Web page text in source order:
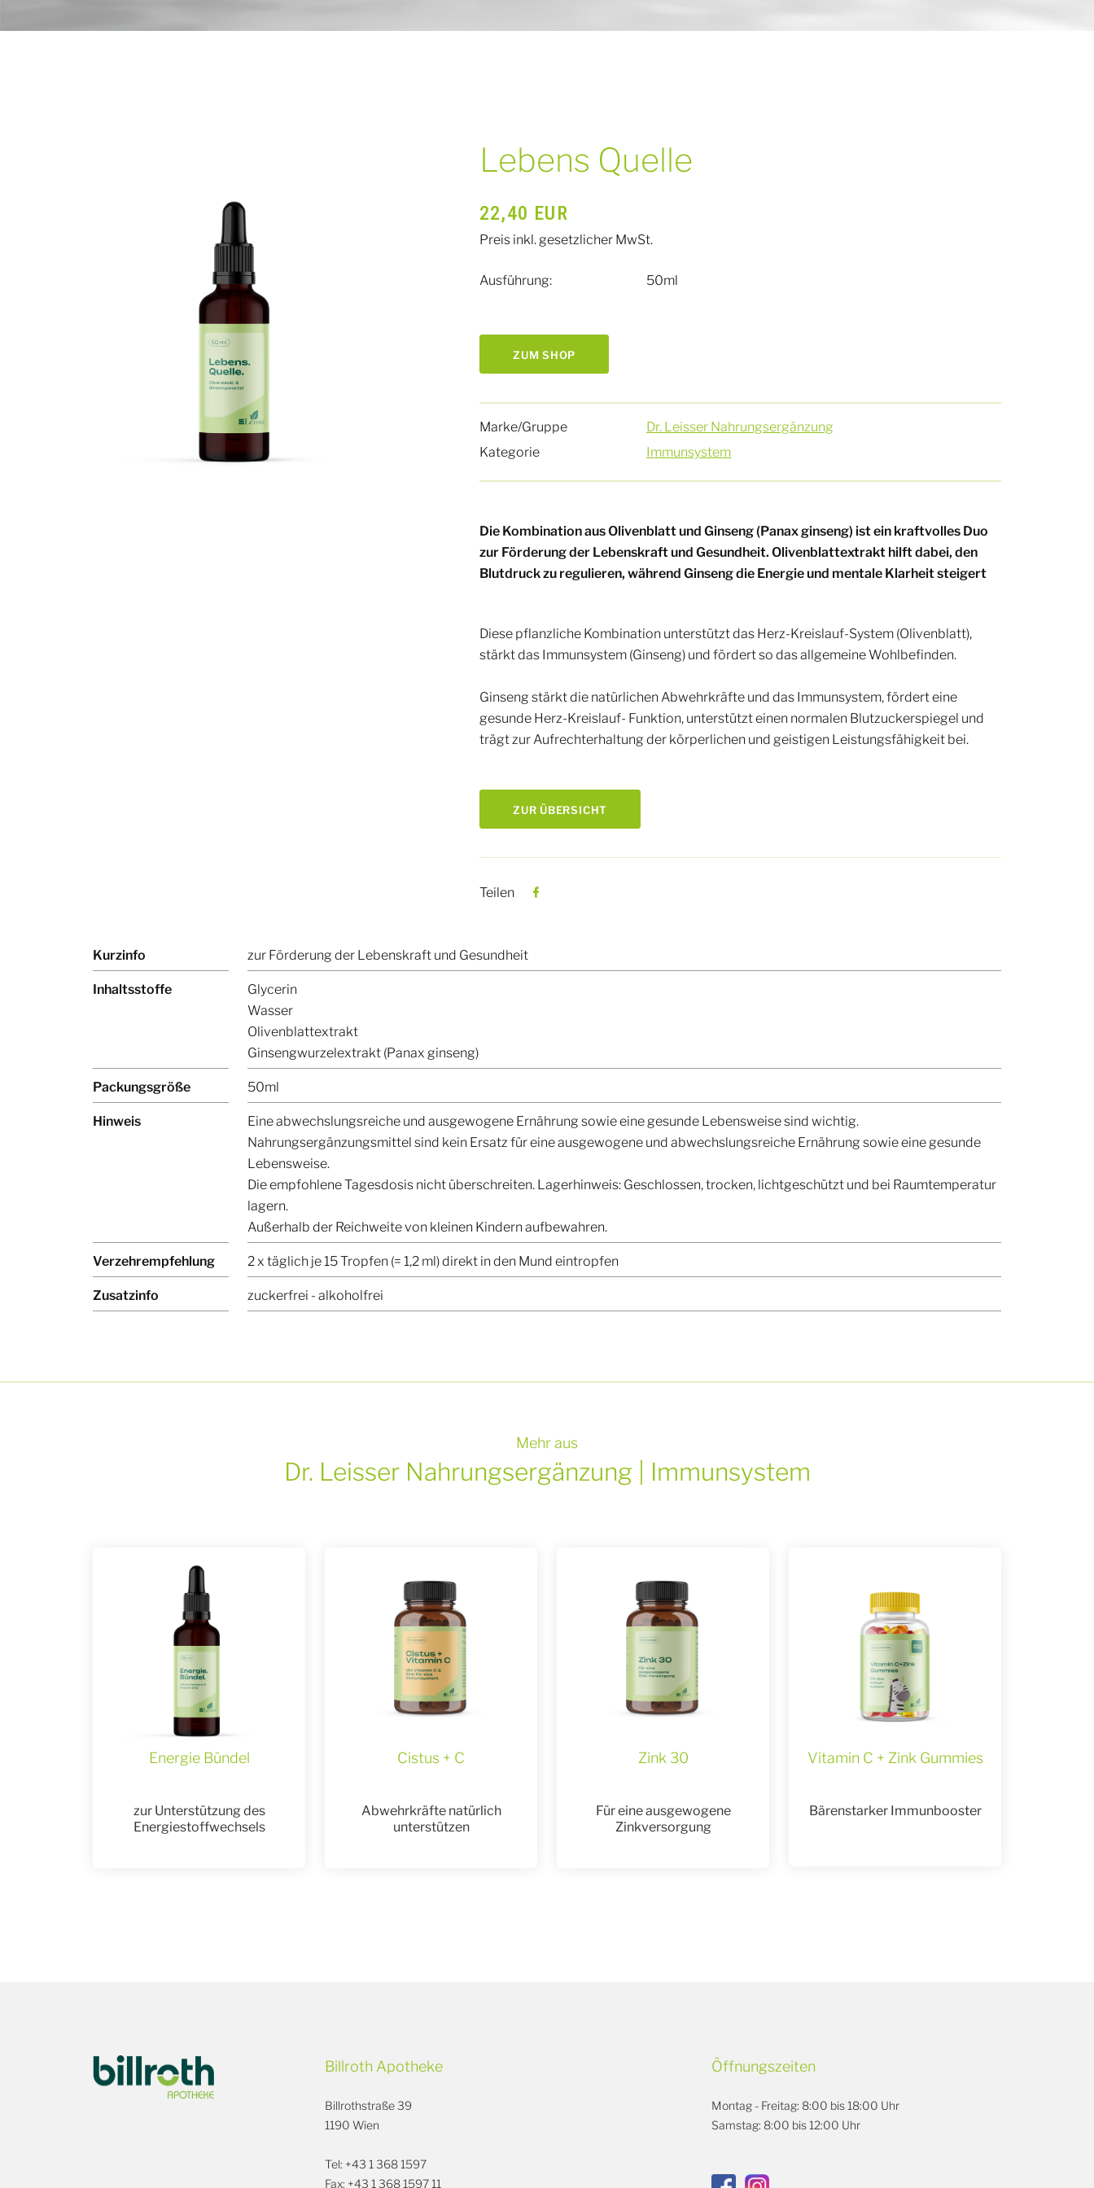
Lebens Quelle
22,40 EUR
Preis inkl. gesetzlicher MwSt.
Ausführung: 50ml
ZUM SHOP
Marke/Gruppe
Dr. Leisser Nahrungsergänzung
Kategorie
Immunsystem
Die Kombination aus Olivenblatt und Ginseng (Panax ginseng) ist ein kraftvolles Duo
zur Förderung der Lebenskraft und Gesundheit. Olivenblattextrakt hilft dabei, den
Blutdruck zu regulieren, während Ginseng die Energie und mentale Klarheit steigert
Diese pflanzliche Kombination unterstützt das Herz-Kreislauf-System (Olivenblatt),
stärkt das Immunsystem (Ginseng) und fördert so das allgemeine Wohlbefinden.
Ginseng stärkt die natürlichen Abwehrkräfte und das Immunsystem, fördert eine
gesunde Herz-Kreislauf- Funktion, unterstützt einen normalen Blutzuckerspiegel und
trägt zur Aufrechterhaltung der körperlichen und geistigen Leistungsfähigkeit bei.
ZUR ÜBERSICHT
Teilen
Kurzinfo zur Förderung der Lebenskraft und Gesundheit
Inhaltsstoffe
Glycerin
Wasser
Olivenblattextrakt
Ginsengwurzelextrakt (Panax ginseng)
Packungsgröße 50ml
Hinweis
Eine abwechslungsreiche und ausgewogene Ernährung sowie eine gesunde Lebensweise sind wichtig.
Nahrungsergänzungsmittel sind kein Ersatz für eine ausgewogene und abwechslungsreiche Ernährung sowie eine gesunde
Lebensweise.
Die empfohlene Tagesdosis nicht überschreiten. Lagerhinweis: Geschlossen, trocken, lichtgeschützt und bei Raumtemperatur
lagern.
Außerhalb der Reichweite von kleinen Kindern aufbewahren.
Verzehrempfehlung 2 x täglich je 15 Tropfen (= 1,2 ml) direkt in den Mund eintropfen
Zusatzinfo zuckerfrei - alkoholfrei
Mehr aus
Dr. Leisser Nahrungsergänzung | Immunsystem
Energie Bündel
zur Unterstützung des
Energiestoffwechsels
Cistus + C
Abwehrkräfte natürlich
unterstützen
Zink 30
Für eine ausgewogene
Zinkversorgung
Vitamin C + Zink Gummies
Bärenstarker Immunbooster
Billroth Apotheke
Billrothstraße 39
1190 Wien
Tel: +43 1 368 1597
Fax: +43 1 368 1597 11
Öffnungszeiten
Montag - Freitag: 8:00 bis 18:00 Uhr
Samstag: 8:00 bis 12:00 Uhr